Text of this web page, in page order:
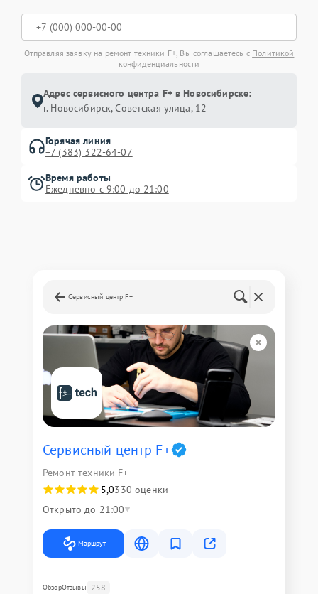
Отправляя заявку на ремонт техники F+, Вы соглашаетесь с Политикой
конфиденциальности
Адрес сервисного центра F+ в Новосибирске:
г. Новосибирск, Советская улица, 12
Горячая линия
+7 (383) 322-64-07
Время работы
Ежедневно с 9:00 до 21:00
Сервисный центр F+
Сервисный центр F+
Ремонт техники F+
5,0330 оценки
Открыто до 21:00
Маршрут
ОбзорОтзывы 258